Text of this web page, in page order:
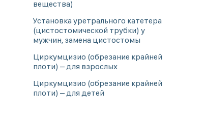
вещества)
Установка уретрального катетера
(цистостомической трубки) у
мужчин, замена цистостомы
Циркумцизио (обрезание крайней
плоти) – для взрослых
Циркумцизио (обрезание крайней
плоти) – для детей